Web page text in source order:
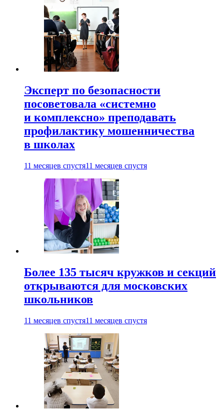
Эксперт по безопасности
посоветовала «системно
и комплексно» преподавать
профилактику мошенничества
в школах
11 месяцев спустя11 месяцев спустя
Более 135 тысяч кружков и секций
открываются для московских
школьников
11 месяцев спустя11 месяцев спустя